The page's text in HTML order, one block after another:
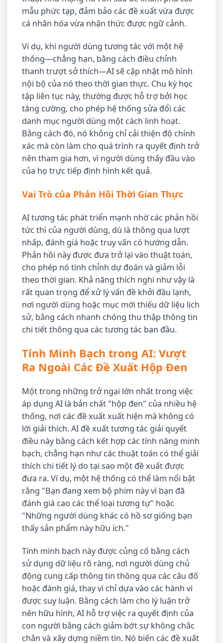
mẫu phức tạp, đảm bảo các đề xuất vừa được
cá nhân hóa vừa nhận thức được ngữ cảnh.
Ví dụ, khi người dùng tương tác với một hệ
thống—chẳng hạn, bằng cách điều chỉnh
thanh trượt sở thích—AI sẽ cập nhật mô hình
nội bộ của nó theo thời gian thực. Chu kỳ học
tập liên tục này, thường được hỗ trợ bởi học
tăng cường, cho phép hệ thống sửa đổi các
danh mục người dùng một cách linh hoạt.
Bằng cách đó, nó không chỉ cải thiện độ chính
xác mà còn làm cho quá trình ra quyết định trở
nên tham gia hơn, vì người dùng thấy đầu vào
của họ trực tiếp định hình kết quả.
Vai Trò của Phản Hồi Thời Gian Thực
AI tương tác phát triển mạnh nhờ các phản hồi
tức thì của người dùng, dù là thông qua lượt
nhấp, đánh giá hoặc truy vấn có hướng dẫn.
Phản hồi này được đưa trở lại vào thuật toán,
cho phép nó tinh chỉnh dự đoán và giảm lỗi
theo thời gian. Khả năng thích nghi như vậy là
rất quan trọng để xử lý vấn đề khởi đầu lạnh,
nơi người dùng hoặc mục mới thiếu dữ liệu lịch
sử, bằng cách nhanh chóng thu thập thông tin
chi tiết thông qua các tương tác ban đầu.
Tính Minh Bạch trong AI: Vượt
Ra Ngoài Các Đề Xuất Hộp Đen
Một trong những trở ngại lớn nhất trong việc
áp dụng AI là bản chất "hộp đen" của nhiều hệ
thống, nơi các đề xuất xuất hiện mà không có
lời giải thích. AI đề xuất tương tác giải quyết
điều này bằng cách kết hợp các tính năng minh
bạch, chẳng hạn như các thuật toán có thể giải
thích chi tiết lý do tại sao một đề xuất được
đưa ra. Ví dụ, một hệ thống có thể làm nổi bật
rằng "Bạn đang xem bộ phim này vì bạn đã
đánh giá cao các thể loại tương tự" hoặc
"Những người dùng khác có hồ sơ giống bạn
thấy sản phẩm này hữu ích."
Tính minh bạch này được củng cố bằng cách
sử dụng dữ liệu rõ ràng, nơi người dùng chủ
động cung cấp thông tin thông qua các câu đố
hoặc đánh giá, thay vì chỉ dựa vào các hành vi
được suy luận. Bằng cách làm cho lý luận trở
nên hữu hình, AI hỗ trợ việc ra quyết định của
con người bằng cách giảm bớt sự không chắc
chắn và xây dựng niềm tin. Nó biến các đề xuất